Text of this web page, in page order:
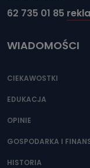
62 735 01 85
WIADOMOŚCI
CIEKAWOSTKI
EDUKACJA
OPINIE
GOSPODARKA I
HISTORIA